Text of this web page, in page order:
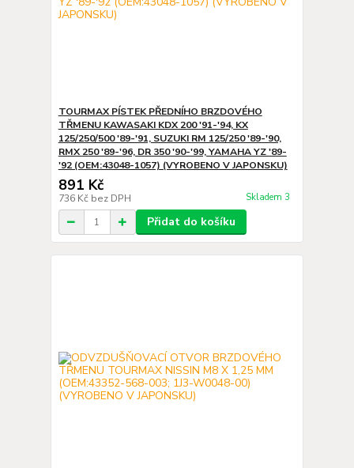
TOURMAX PÍSTEK PŘEDNÍHO BRZDOVÉHO
TŘMENU KAWASAKI KDX 200 '91-'94, KX
125/250/500 '89-'91, SUZUKI RM 125/250 '89-'90,
RMX 250 '89-'96, DR 350 '90-'99, YAMAHA YZ '89-
'92 (OEM:43048-1057) (VYROBENO V JAPONSKU)
891 Kč
736 Kč bez DPH Skladem 3
Přidat do košíku